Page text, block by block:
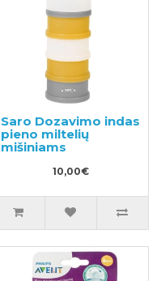
Saro Dozavimo indas
pieno miltelių
mišiniams
10,00€